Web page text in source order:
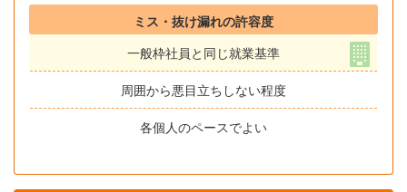
ミス・抜け漏れの許容度
一般枠社員と同じ就業基準
周囲から悪目立ちしない程度
各個人のペースでよい